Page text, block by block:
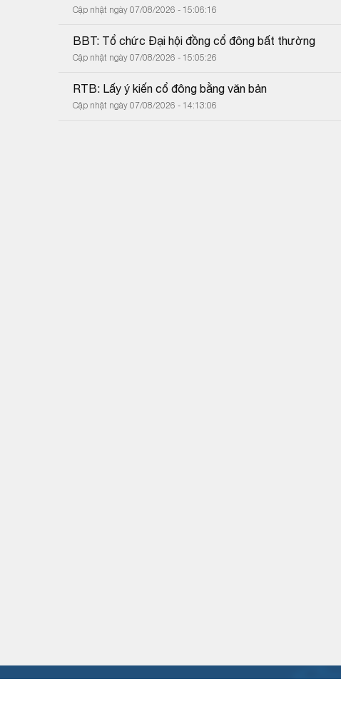
Cập nhật ngày 07/08/2026 - 15:06:16
BBT: Tổ chức Đại hội đồng cổ đông bất thường
Cập nhật ngày 07/08/2026 - 15:05:26
RTB: Lấy ý kiến cổ đông bằng văn bản
Cập nhật ngày 07/08/2026 - 14:13:06